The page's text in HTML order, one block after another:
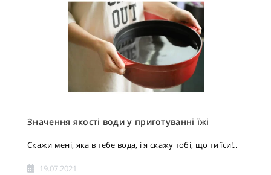
Значення якості води у приготуванні їжі
Скажи мені, яка в тебе вода, і я скажу тобі, що ти їси!..
19.07.2021